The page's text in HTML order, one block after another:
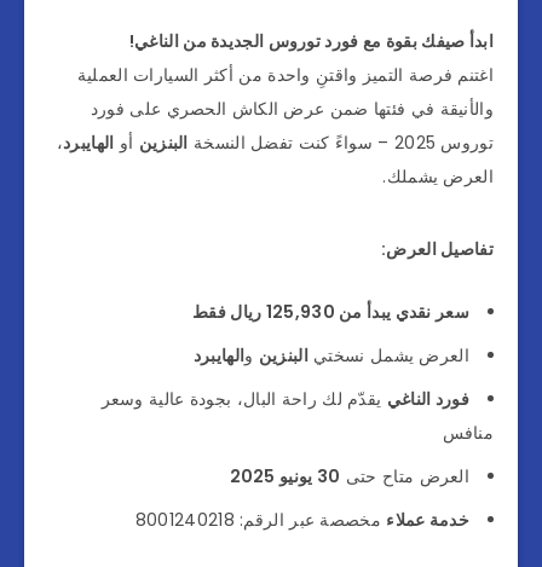
ابدأ صيفك بقوة مع فورد توروس الجديدة من الناغي!
اغتنم فرصة التميز واقتنِ واحدة من أكثر السيارات العملية
والأنيقة في فئتها ضمن عرض الكاش الحصري على فورد
توروس 2025 – سواءً كنت تفضل النسخة
البنزين أو الهايبرد،
العرض يشملك.
تفاصيل العرض:
سعر نقدي يبدأ من 125,930 ريال فقط
العرض يشمل نسختيالبنزين والهايبرد
فورد الناغي يقدّم لك راحة البال، بجودة عالية وسعر
منافس
العرض متاح حتى 30 يونيو 2025
خدمة عملاء مخصصة عبر الرقم: 8001240218